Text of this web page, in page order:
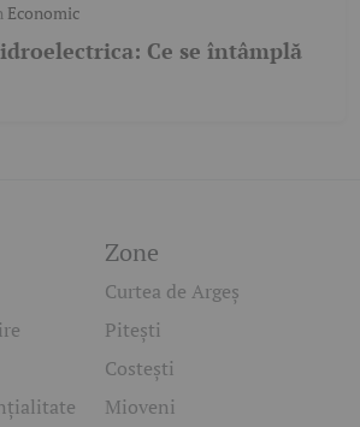
Economic
Ce se întâmplă
Zone
Curtea de Argeș
Pitești
Costești
Mioveni